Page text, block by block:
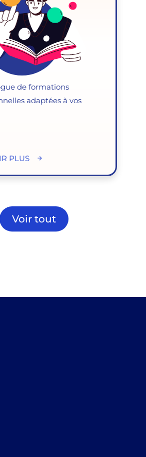
de formations
adaptées à vos
PLUS
Voir tout